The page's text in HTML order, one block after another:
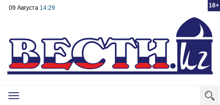
18+
09 Августа 14:29
Toggle